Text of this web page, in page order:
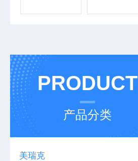
PRODUCT
产品分类
美瑞克